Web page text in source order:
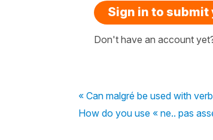
Sign in to submit
Don't have an account
« Can malgré be used with
How do you use « ne.. pas